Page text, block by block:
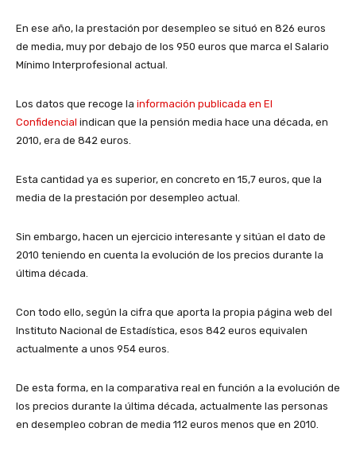
En ese año, la prestación por desempleo se situó en 826 euros
de media, muy por debajo de los 950 euros que marca el Salario
Mínimo Interprofesional actual.
Los datos que recoge la información publicada en El
Confidencial indican que la pensión media hace una década, en
2010, era de 842 euros.
Esta cantidad ya es superior, en concreto en 15,7 euros, que la
media de la prestación por desempleo actual.
Sin embargo, hacen un ejercicio interesante y sitúan el dato de
2010 teniendo en cuenta la evolución de los precios durante la
última década.
Con todo ello, según la cifra que aporta la propia página web del
Instituto Nacional de Estadística, esos 842 euros equivalen
actualmente a unos 954 euros.
De esta forma, en la comparativa real en función a la evolución de
los precios durante la última década, actualmente las personas
en desempleo cobran de media 112 euros menos que en 2010.